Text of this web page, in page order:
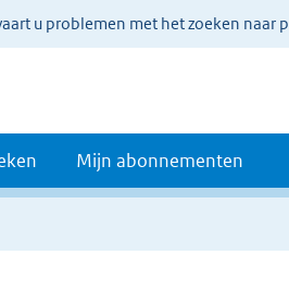
u problemen met het zoeken naar
Mijn abonnementen